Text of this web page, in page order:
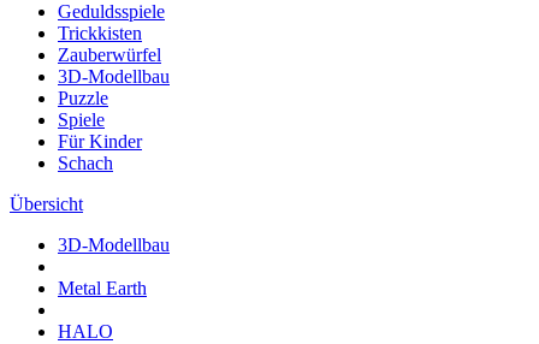
Geduldsspiele
Trickkisten
Zauberwürfel
3D-Modellbau
Puzzle
Spiele
Für Kinder
Schach
Übersicht
3D-Modellbau
Metal Earth
HALO